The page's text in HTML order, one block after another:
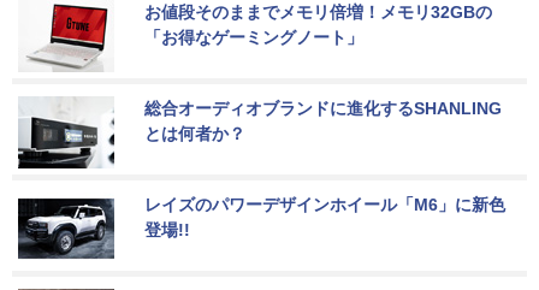
お値段そのままでメモリ倍増！メモリ32GBの
「お得なゲーミングノート」
総合オーディオブランドに進化するSHANLING
とは何者か？
レイズのパワーデザインホイール「M6」に新色
登場!!